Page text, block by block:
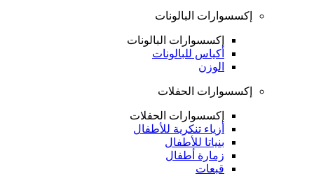
إكسسوارات البالونات
إكسسوارات البالونات
أكياس للبالونات
الوزن
إكسسوارات الحفلات
إكسسوارات الحفلات
أزياء تنكرية للأطفال
بنياتا للأطفال
زمارة أطفال
قبعات